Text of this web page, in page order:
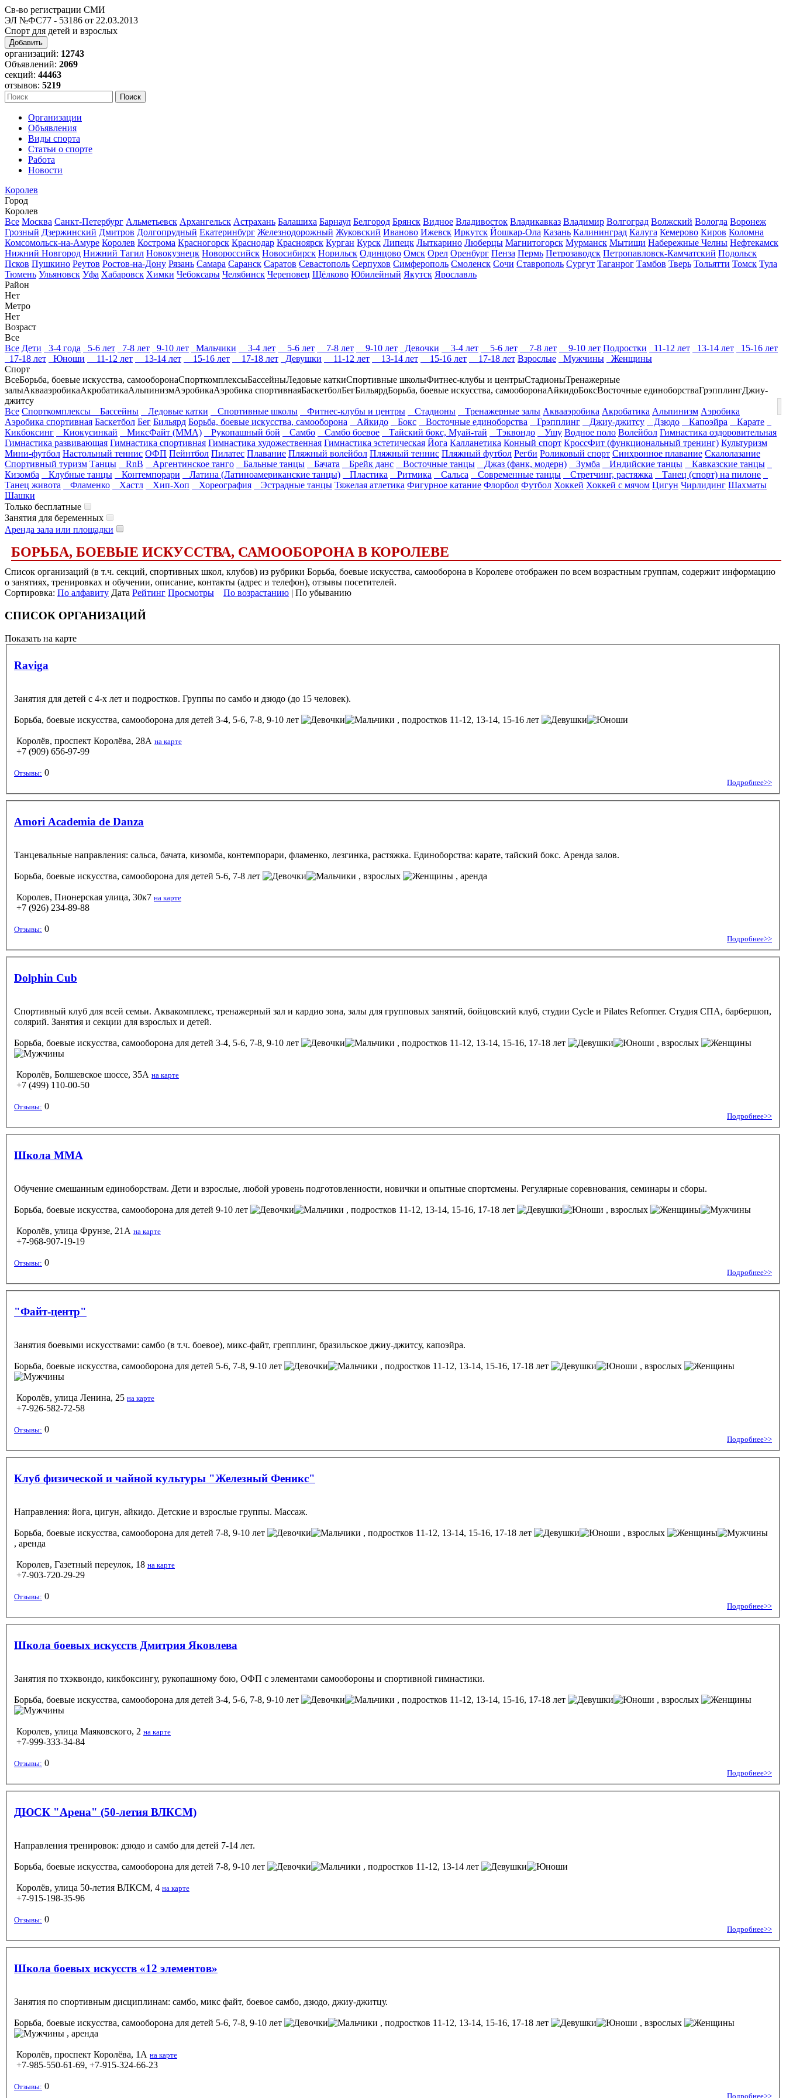
Св-во регистрации СМИ
ЭЛ №ФС77 - 53186 от 22.03.2013
Спорт для детей и взрослых
Добавить
организаций: 12743
Объявлений: 2069
секций: 44463
отзывов: 5219
Организации
Объявления
Виды спорта
Статьи о спорте
Работа
Новости
Королев
Город
Королев
Все Москва Санкт-Петербург Альметьевск Архангельск Астрахань Балашиха Барнаул Белгород Брянск Видное Владивосток Владикавказ Владимир Волгоград Волжский Вологда Воронеж
Грозный Дзержинский Дмитров Долгопрудный Екатеринбург Железнодорожный Жуковский Иваново Ижевск Иркутск Йошкар-Ола Казань Калининград Калуга Кемерово Киров Коломна
Комсомольск-на-Амуре Королев Кострома Красногорск Краснодар Красноярск Курган Курск Липецк Лыткарино Люберцы Магнитогорск Мурманск Мытищи Набережные Челны Нефтекамск
Нижний Новгород Нижний Тагил Новокузнецк Новороссийск Новосибирск Норильск Одинцово Омск Орел Оренбург Пенза Пермь Петрозаводск Петропавловск-Камчатский Подольск
Псков Пушкино Реутов Ростов-на-Дону Рязань Самара Саранск Саратов Севастополь Серпухов Симферополь Смоленск Сочи Ставрополь Сургут Таганрог Тамбов Тверь Тольятти Томск Тула
Тюмень Ульяновск Уфа Хабаровск Химки Чебоксары Челябинск Череповец Щёлково Юбилейный Якутск Ярославль
Район
Нет
Метро
Нет
Возраст
Все
Все Дети 3-4 года 5-6 лет 7-8 лет 9-10 лет Мальчики 3-4 лет 5-6 лет 7-8 лет 9-10 лет Девочки 3-4 лет 5-6 лет 7-8 лет 9-10 лет Подростки 11-12 лет 13-14 лет
15-16 лет
17-18 лет
Юноши 11-12 лет 13-14 лет 15-16 лет 17-18 лет Девушки 11-12 лет 13-14 лет 15-16 лет 17-18 лет Взрослые Мужчины
Женщины
Спорт
ВсеБорьба, боевые искусства, самооборонаСпорткомплексыБассейныЛедовые каткиСпортивные школыФитнес-клубы и центрыСтадионыТренажерные
залыАквааэробикаАкробатикаАльпинизмАэробикаАэробика спортивнаяБаскетболБегБильярдБорьба, боевые искусства, самооборонаАйкидоБоксВосточные единоборстваГрэпплингДжиу-
джитсу
Все Спорткомплексы Бассейны Ледовые катки Спортивные школы Фитнес-клубы и центры Стадионы Тренажерные залы Аквааэробика Акробатика Альпинизм Аэробика
Аэробика спортивная Баскетбол Бег Бильярд Борьба, боевые искусства, самооборона Айкидо Бокс Восточные единоборства Грэпплинг Джиу-джитсу Дзюдо Капоэйра
Карате
Кикбоксинг
Киокусинкай МиксФайт (ММА) Рукопашный бой Самбо Самбо боевое Тайский бокс, Муай-тай Тэквондо Ушу Водное поло Волейбол Гимнастика оздоровительная
Гимнастика развивающая Гимнастика спортивная Гимнастика художественная Гимнастика эстетическая Йога Калланетика Конный спорт КроссФит (функциональный тренинг) Культуризм
Мини-футбол Настольный теннис ОФП Пейнтбол Пилатес Плавание Пляжный волейбол Пляжный теннис Пляжный футбол Регби Роликовый спорт Синхронное плавание Скалолазание
Спортивный туризм Танцы RnB Аргентинское танго Бальные танцы Бачата Брейк данс Восточные танцы Джаз (фанк, модерн) Зумба Индийские танцы
Кавказские танцы
Кизомба
Клубные танцы Контемпорари Латина (Латиноамериканские танцы) Пластика Ритмика Сальса Современные танцы Стретчинг, растяжка
Танец (спорт) на пилоне
Танец живота
Фламенко Хастл Хип-Хоп Хореография Эстрадные танцы Тяжелая атлетика Фигурное катание Флорбол Футбол Хоккей Хоккей с мячом Цигун Чирлидинг Шахматы
Шашки
Только бесплатные
Занятия для беременных
Аренда зала или площадки
БОРЬБА, БОЕВЫЕ ИСКУССТВА, САМООБОРОНА В КОРОЛЕВЕ
Список организаций (в т.ч. секций, спортивных школ, клубов) из рубрики Борьба, боевые искусства, самооборона в Королеве отображен по всем возрастным группам, содержит информацию
о занятиях, тренировках и обучении, описание, контакты (адрес и телефон), отзывы посетителей.
Сортировка: По алфавиту Дата Рейтинг Просмотры По возрастанию | По убыванию
СПИСОК ОРГАНИЗАЦИЙ
Показать на карте
Raviga
Занятия для детей с 4-х лет и подростков. Группы по самбо и дзюдо (до 15 человек).
Борьба, боевые искусства, самооборона для детей 3-4, 5-6, 7-8, 9-10 лет , подростков 11-12, 13-14, 15-16 лет
Королёв, проспект Королёва, 28А на карте
+7 (909) 656-97-99
Отзывы: 0
Подробнее>>
Amori Academia de Danza
Танцевальные направления: сальса, бачата, кизомба, контемпорари, фламенко, лезгинка, растяжка. Единоборства: карате, тайский бокс. Аренда залов.
Борьба, боевые искусства, самооборона для детей 5-6, 7-8 лет , взрослых , аренда
Королев, Пионерская улица, 30к7 на карте
+7 (926) 234-89-88
Отзывы: 0
Подробнее>>
Dolphin Cub
Спортивный клуб для всей семьи. Аквакомплекс, тренажерный зал и кардио зона, залы для групповых занятий, бойцовский клуб, студии Cycle и Pilates Reformer. Студия СПА, барбершоп,
солярий. Занятия и секции для взрослых и детей.
Борьба, боевые искусства, самооборона для детей 3-4, 5-6, 7-8, 9-10 лет , подростков 11-12, 13-14, 15-16, 17-18 лет , взрослых
Королёв, Болшевское шоссе, 35А на карте
+7 (499) 110-00-50
Отзывы: 0
Подробнее>>
Школа ММА
Обучение смешанным единоборствам. Дети и взрослые, любой уровень подготовленности, новички и опытные спортсмены. Регулярные соревнования, семинары и сборы.
Борьба, боевые искусства, самооборона для детей 9-10 лет , подростков 11-12, 13-14, 15-16, 17-18 лет , взрослых
Королёв, улица Фрунзе, 21А на карте
+7-968-907-19-19
Отзывы: 0
Подробнее>>
"Файт-центр"
Занятия боевыми искусствами: самбо (в т.ч. боевое), микс-файт, грепплинг, бразильское джиу-джитсу, капоэйра.
Борьба, боевые искусства, самооборона для детей 5-6, 7-8, 9-10 лет , подростков 11-12, 13-14, 15-16, 17-18 лет , взрослых
Королёв, улица Ленина, 25 на карте
+7-926-582-72-58
Отзывы: 0
Подробнее>>
Клуб физической и чайной культуры "Железный Феникс"
Направления: йога, цигун, айкидо. Детские и взрослые группы. Массаж.
Борьба, боевые искусства, самооборона для детей 7-8, 9-10 лет , подростков 11-12, 13-14, 15-16, 17-18 лет
, взрослых
, аренда
Королев, Газетный переулок, 18 на карте
+7-903-720-29-29
Отзывы: 0
Подробнее>>
Школа боевых искусств Дмитрия Яковлева
Занятия по тхэквондо, кикбоксингу, рукопашному бою, ОФП с элементами самообороны и спортивной гимнастики.
Борьба, боевые искусства, самооборона для детей 3-4, 5-6, 7-8, 9-10 лет , подростков 11-12, 13-14, 15-16, 17-18 лет , взрослых
Королев, улица Маяковского, 2 на карте
+7-999-333-34-84
Отзывы: 0
Подробнее>>
ДЮСК "Арена" (50-летия ВЛКСМ)
Направления тренировок: дзюдо и самбо для детей 7-14 лет.
Борьба, боевые искусства, самооборона для детей 7-8, 9-10 лет , подростков 11-12, 13-14 лет
Королёв, улица 50-летия ВЛКСМ, 4 на карте
+7-915-198-35-96
Отзывы: 0
Подробнее>>
Школа боевых искусств «12 элементов»
Занятия по спортивным дисциплинам: самбо, микс файт, боевое самбо, дзюдо, джиу-джитцу.
Борьба, боевые искусства, самооборона для детей 5-6, 7-8, 9-10 лет , подростков 11-12, 13-14, 15-16, 17-18 лет
, взрослых
, аренда
Королёв, проспект Королёва, 1А на карте
+7-985-550-61-69, +7-915-324-66-23
Отзывы: 0
Подробнее>>